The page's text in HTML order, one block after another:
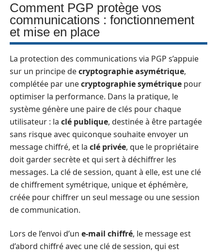
Comment PGP protège vos
communications : fonctionnement
et mise en place
La protection des communications via PGP s’appuie
sur un principe decryptographie asymétrique,
complétée par unecryptographie symétrique pour
optimiser la performance. Dans la pratique, le
système génère une paire de clés pour chaque
utilisateur : la clé publique, destinée à être partagée
sans risque avec quiconque souhaite envoyer un
message chiffré, et la clé privée, que le propriétaire
doit garder secrète et qui sert à déchiffrer les
messages. La clé de session, quant à elle, est une clé
de chiffrement symétrique, unique et éphémère,
créée pour chiffrer un seul message ou une session
de communication.
Lors de l’envoi d’un e-mail chiffré, le message est
d’abord chiffré avec une clé de session, qui est